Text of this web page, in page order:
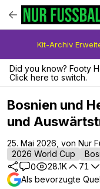
Kit-Archiv
Did you know? Footy
Click here to switch.
Bosnien und
und
25. Mai 2026, von Nur
2026 World Cup
0
28.1K 71
Als bevorzugte